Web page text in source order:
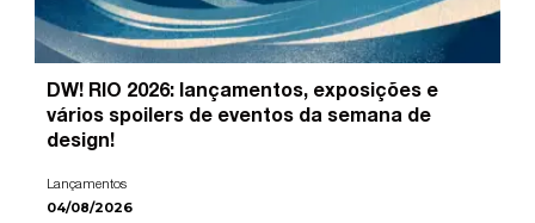
DW! RIO 2026: lançamentos, exposições e
vários spoilers de eventos da semana de
design!
Lançamentos
04/08/2026